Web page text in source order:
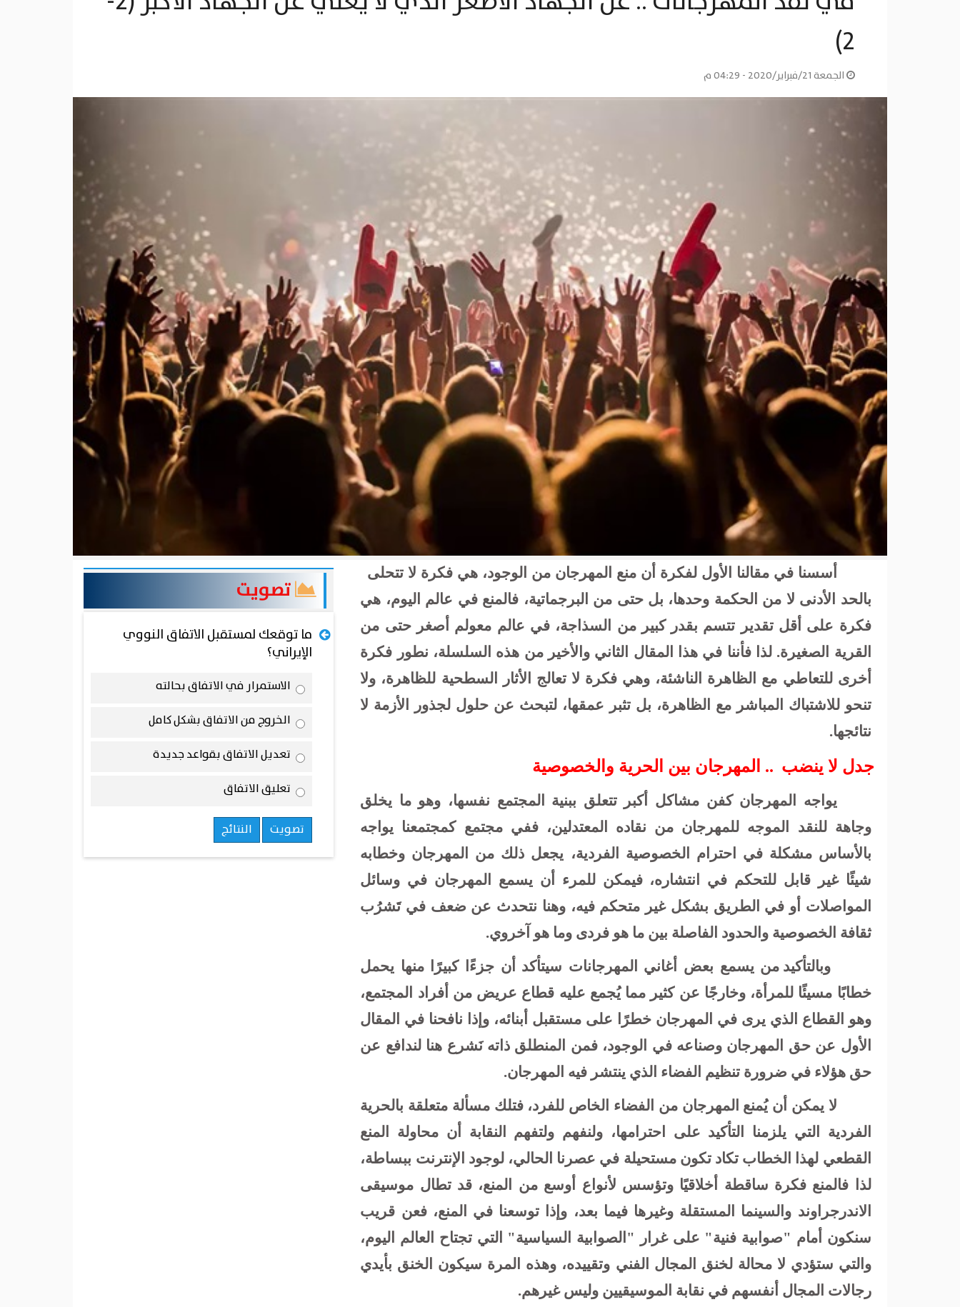
2)
الجمعة 21/فبراير/2020 - 04:29 م
أسسنا في مقالنا الأول لفكرة أن منع المهرجان من الوجود، هي فكرة لا تتحلى
بالحد الأدنى لا من الحكمة وحدها، بل حتى من البرجماتية، فالمنع في عالم اليوم، هي
فكرة على أقل تقدير تتسم بقدر كبير من السذاجة، في عالم معولم أصغر حتى من
القرية الصغيرة. لذا فأننا في هذا المقال الثاني والأخير من هذه السلسلة، نطور فكرة
أخرى للتعاطي مع الظاهرة الناشئة، وهي فكرة لا تعالج الأثار السطحية للظاهرة، ولا
تنحو للاشتباك المباشر مع الظاهرة، بل تثبر عمقها، لتبحث عن حلول لجذور الأزمة لا
نتائجها.
جدل لا ينضب .. المهرجان بين الحرية والخصوصية
يواجه المهرجان كفن مشاكل أكبر تتعلق ببنية المجتمع نفسها، وهو ما يخلق
وجاهة للنقد الموجه للمهرجان من نقاده المعتدلين، ففي مجتمع كمجتمعنا يواجه
بالأساس مشكلة في احترام الخصوصية الفردية، يجعل ذلك من المهرجان وخطابه
شيئًا غير قابل للتحكم في انتشاره، فيمكن للمرء أن يسمع المهرجان في وسائل
المواصلات أو في الطريق بشكل غير متحكم فيه، وهنا نتحدث عن ضعف في تَشرُب
ثقافة الخصوصية والحدود الفاصلة بين ما هو فردى وما هو آخروي.
وبالتأكيد من يسمع بعض أغاني المهرجانات سيتأكد أن جزءًا كبيرًا منها يحمل
خطابًا مسيئًا للمرأة، وخارجًا عن كثير مما يُجمع عليه قطاع عريض من أفراد المجتمع،
وهو القطاع الذي يرى في المهرجان خطرًا على مستقبل أبنائه، وإذا نافحنا في المقال
الأول عن حق المهرجان وصناعه في الوجود، فمن المنطلق ذاته نَشرع هنا لندافع عن
حق هؤلاء في ضرورة تنظيم الفضاء الذي ينتشر فيه المهرجان.
لا يمكن أن يُمنع المهرجان من الفضاء الخاص للفرد، فتلك مسألة متعلقة بالحرية
الفردية التي يلزمنا التأكيد على احترامها، ولنفهم ولتفهم النقابة أن محاولة المنع
القطعي لهذا الخطاب تكاد تكون مستحيلة في عصرنا الحالي، لوجود الإنترنت ببساطة،
لذا فالمنع فكرة ساقطة أخلاقيًا وتؤسس لأنواع أوسع من المنع، قد تطال موسيقى
الاندرجراوند والسينما المستقلة وغيرها فيما بعد، وإذا توسعنا في المنع، فعن قريب
سنكون أمام "صوابية فنية" على غرار "الصوابية السياسية" التي تجتاح العالم اليوم،
والتي ستؤدي لا محالة لخنق المجال الفني وتقييده، وهذه المرة سيكون الخنق بأيدي
رجالات المجال أنفسهم في نقابة الموسيقيين وليس غيرهم.
تصويت
ما توقعك لمستقبل الاتفاق النووي
الإيراني؟
الاستمرار في الاتفاق بحالته
الخروج من الاتفاق بشكل كامل
تعديل الاتفاق بقواعد جديدة
تعليق الاتفاق
تصويت النتائج